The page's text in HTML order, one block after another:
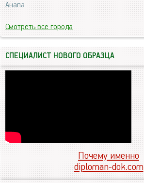
Анапа
Смотреть все города
СПЕЦИАЛИСТ НОВОГО ОБРАЗЦА
Почему именно
diploman-dok.com